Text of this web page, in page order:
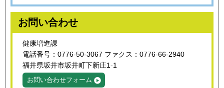
お問い合わせ
健康増進課
電話番号：0776-50-3067 ファクス：0776-66-2940
福井県坂井市坂井町下新庄1-1
お問い合わせフォーム